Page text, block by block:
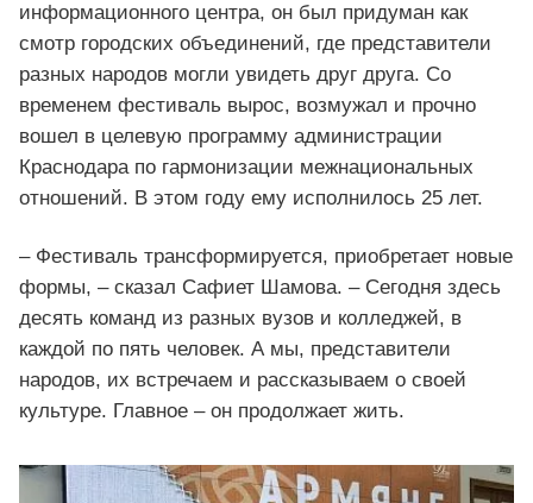
информационного центра, он был придуман как
смотр городских объединений, где представители
разных народов могли увидеть друг друга. Со
временем фестиваль вырос, возмужал и прочно
вошел в целевую программу администрации
Краснодара по гармонизации межнациональных
отношений. В этом году ему исполнилось 25 лет.
– Фестиваль трансформируется, приобретает новые
формы, – сказал Сафиет Шамова. – Сегодня здесь
десять команд из разных вузов и колледжей, в
каждой по пять человек. А мы, представители
народов, их встречаем и рассказываем о своей
культуре. Главное – он продолжает жить.